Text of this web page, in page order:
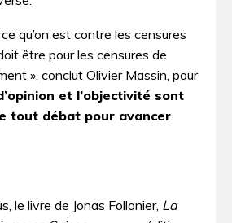
qu’on est contre les censures
être pour les censures de
», conclut Olivier Massin, pour
et l’objectivité sont
tout débat pour avancer
le livre de Jonas Follonier, La